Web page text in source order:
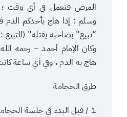
المرض فتعمل في أي وقت ؛
وسلم : إذا هاج بأحدكم الدم
“تبيغ” بصاحبه يقتله”
وكان الإمام أحمد – رحمه
هاج به الدم ، وفي أي ساعة
طرق الحجامة
1 / قبل البدء في جلسة الحجامة :